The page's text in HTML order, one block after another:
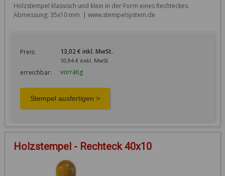
Holzstempel klassisch und klein in der Form eines Rechteckes.
Abmessung: 35x10 mm. | www.stempelsystem.de
Preis: 13,02 € inkl. MwSt.
10,94 € exkl. MwSt.
erreichbar: vorrätig
Holzstempel - Rechteck 40x10